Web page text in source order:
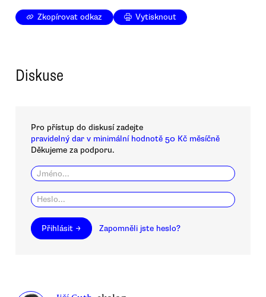
Zkopírovat odkaz Vytisknout
Diskuse
Pro přístup do diskusí zadejte
pravidelný dar v minimální hodnotě 50 Kč měsíčně
Děkujeme za podporu.
Přihlásit → Zapomněli jste heslo?